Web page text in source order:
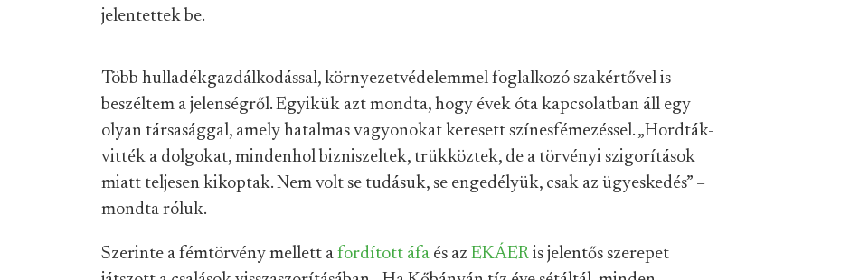
jelentettek be.
Több hulladékgazdálkodással, környezetvédelemmel foglalkozó szakértővel is
beszéltem a jelenségről. Egyikük azt mondta, hogy évek óta kapcsolatban áll egy
olyan társasággal, amely hatalmas vagyonokat keresett színesfémezéssel. „Hordták-
vitték a dolgokat, mindenhol bizniszeltek, trükköztek, de a törvényi szigorítások
miatt teljesen kikoptak. Nem volt se tudásuk, se engedélyük, csak az ügyeskedés” –
mondta róluk.
Szerinte a fémtörvény mellett a fordított áfa és az EKÁER is jelentős szerepet